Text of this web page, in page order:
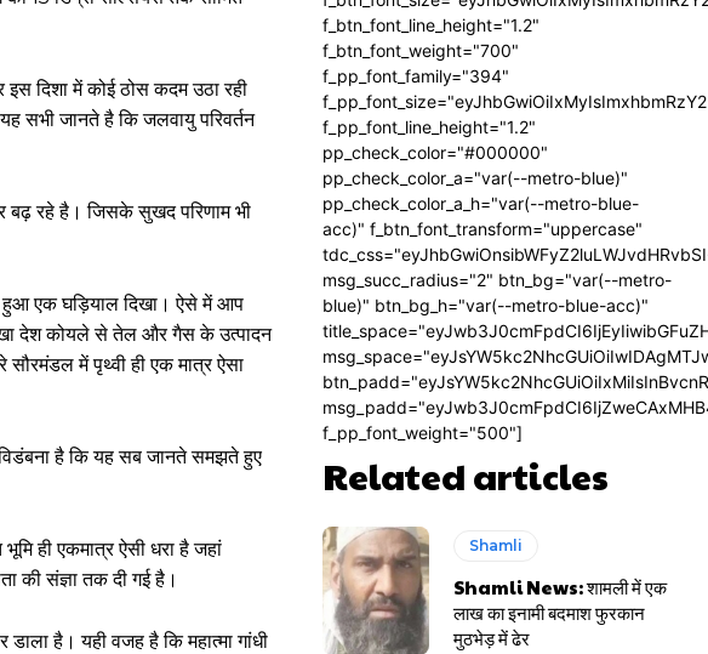
दिशा में कोई ठोस कदम उठा रही
सभी जानते है कि जलवायु परिवर्तन
बढ़ रहे है। जिसके सुखद परिणाम भी
हुआ एक घड़ियाल दिखा। ऐसे में आप
देश कोयले से तेल और गैस के उत्पादन
में पृथ्वी ही एक मात्र ऐसा
है कि यह सब जानते समझते हुए
ही एकमात्र ऐसी धरा है जहां
की संज्ञा तक दी गई है।
है। यही वजह है कि महात्मा गांधी
f_btn_font_line_height="1.2"
f_btn_font_weight="700"
f_pp_font_family="394"
f_pp_font_line_height="1.2"
pp_check_color="#000000"
pp_check_color_a="var(--metro-blue)"
pp_check_color_a_h="var(--metro-blue-
acc)" f_btn_font_transform="uppercase"
msg_succ_radius="2" btn_bg="var(--metro-
blue)" btn_bg_h="var(--metro-blue-acc)"
f_pp_font_weight="500"]
Related articles
Shamli
Shamli News: शामली में एक
लाख का इनामी बदमाश फुरकान
मुठभेड़ में ढेर